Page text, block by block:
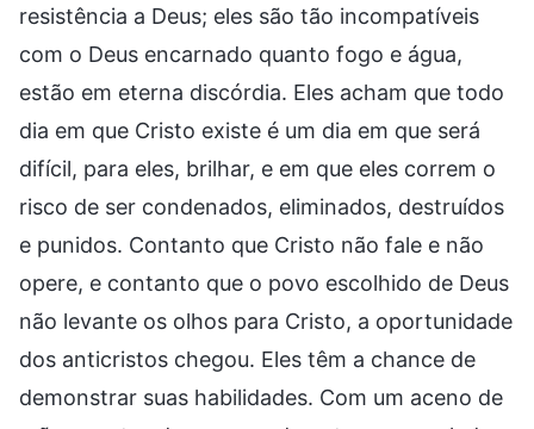
resistência a Deus; eles são tão incompatíveis
com o Deus encarnado quanto fogo e água,
estão em eterna discórdia. Eles acham que todo
dia em que Cristo existe é um dia em que será
difícil, para eles, brilhar, e em que eles correm o
risco de ser condenados, eliminados, destruídos
e punidos. Contanto que Cristo não fale e não
opere, e contanto que o povo escolhido de Deus
não levante os olhos para Cristo, a oportunidade
dos anticristos chegou. Eles têm a chance de
demonstrar suas habilidades. Com um aceno de